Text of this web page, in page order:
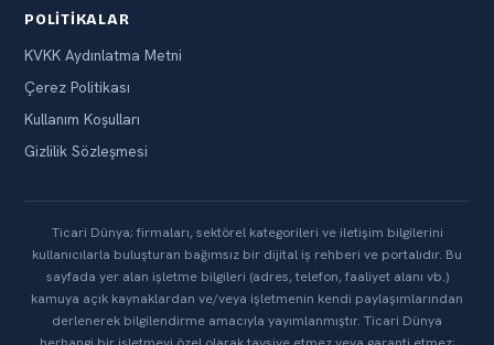
POLITIKALAR
KVKK Aydınlatma Metni
Çerez Politikası
Kullanım Koşulları
Gizlilik Sözleşmesi
Ticari Dünya; firmaları, sektörel kategorileri ve iletişim bilgilerini
kullanıcılarla buluşturan bağımsız bir dijital iş rehberi ve portalıdır. Bu
sayfada yer alan işletme bilgileri (adres, telefon, faaliyet alanı vb.)
kamuya açık kaynaklardan ve/veya işletmenin kendi paylaşımlarından
derlenerek bilgilendirme amacıyla yayımlanmıştır. Ticari Dünya